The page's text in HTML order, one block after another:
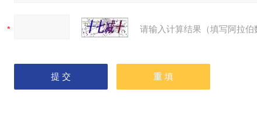
请输入计算结果（填写阿拉